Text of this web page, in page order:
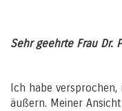
Sehr geehrte Frau Dr.
Ich habe versprochen,
äußern. Meiner